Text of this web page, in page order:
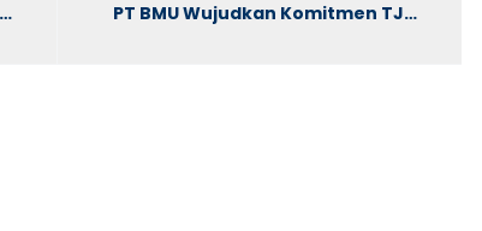
PT BMU Wujudkan Komitmen TJSL